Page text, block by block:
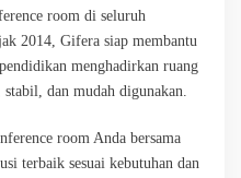
room di seluruh
2014, Gifera siap membantu
menghadirkan ruang
dan mudah digunakan.
room Anda bersama
terbaik sesuai kebutuhan dan